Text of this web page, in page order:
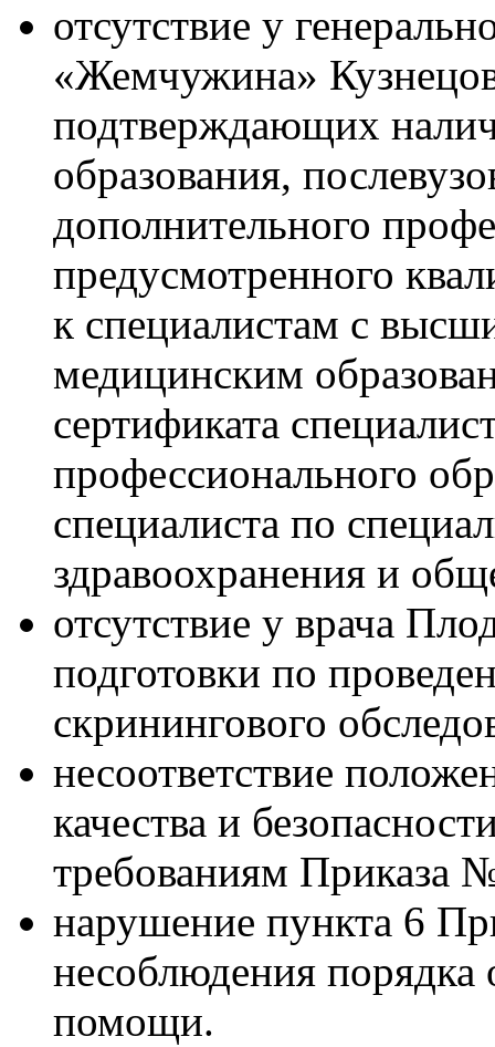
отсутствие у
«Жемчужина»
подтверждающих
образования,
дополнительного
предусмотренного
к специалистам с
медицинским
сертификата
профессионального
специалиста по
здравоохранения и
отсутствие у врача
подготовки по
скринингового
несоответствие
качества и
требованиям Приказа
нарушение пункта 6
несоблюдения порядка
помощи.